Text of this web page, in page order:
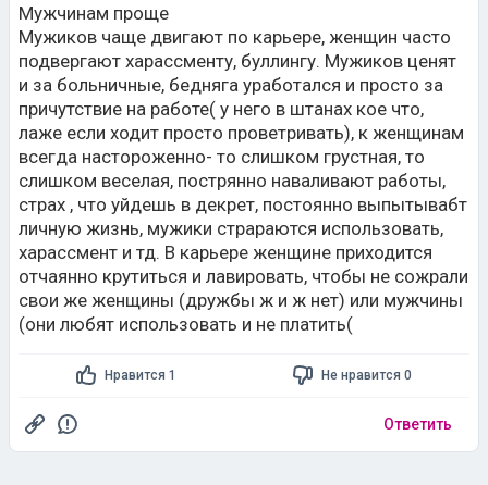
Мужчинам проще
Мужиков чаще двигают по карьере, женщин часто
подвергают харассменту, буллингу. Мужиков ценят
и за больничные, бедняга уработался и просто за
причутствие на работе( у него в штанах кое что,
лаже если ходит просто проветривать), к женщинам
всегда настороженно- то слишком грустная, то
слишком веселая, пострянно наваливают работы,
страх , что уйдешь в декрет, постоянно выпытывабт
личную жизнь, мужики страраются использовать,
харассмент и тд. В карьере женщине приходится
отчаянно крутиться и лавировать, чтобы не сожрали
свои же женщины (дружбы ж и ж нет) или мужчины
(они любят использовать и не платить(
Нравится 1 Не нравится 0
Ответить